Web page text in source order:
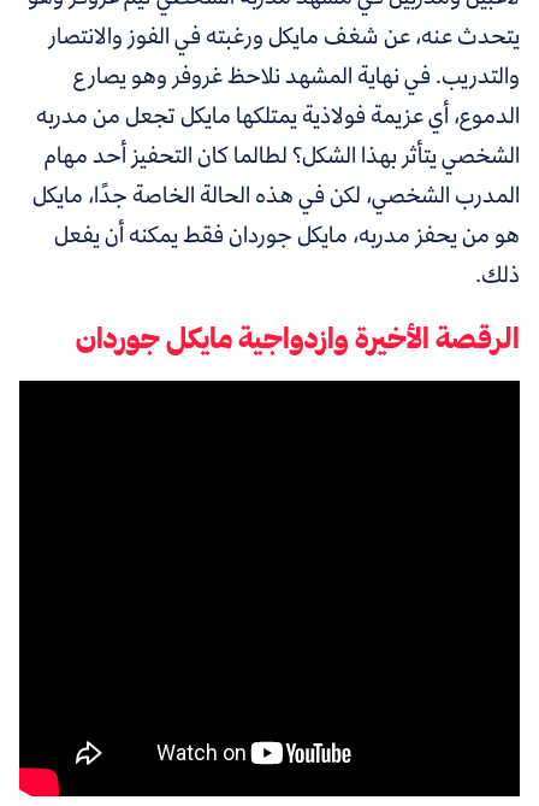
يتحدث عنه، عن شغف مايكل ورغبته في الفوز والانتصار
والتدريب. في نهاية المشهد نلاحظ غروفر وهو يصارع
الدموع، أي عزيمة فولاذية يمتلكها مايكل تجعل من مدربه
الشخصي يتأثر بهذا الشكل؟ لطالما كان التحفيز أحد مهام
المدرب الشخصي، لكن في هذه الحالة الخاصة جدًا، مايكل
هو من يحفز مدربه، مايكل جوردان فقط يمكنه أن يفعل
ذلك.
الرقصة الأخيرة وازدواجية مايكل جوردان